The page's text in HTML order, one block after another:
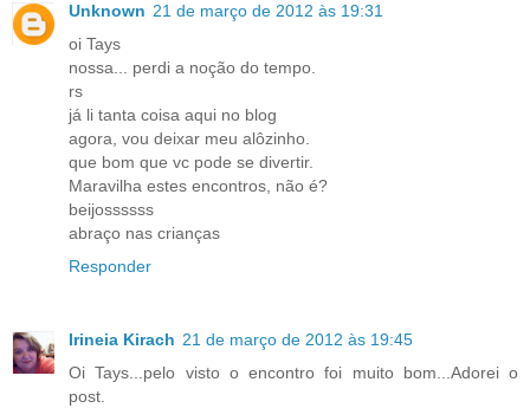
Unknown 21 de março de 2012 às 19:31
oi Tays
nossa... perdi a noção do tempo.
rs
já li tanta coisa aqui no blog
agora, vou deixar meu alôzinho.
que bom que vc pode se divertir.
Maravilha estes encontros, não é?
beijossssss
abraço nas crianças
Responder
Irineia Kirach 21 de março de 2012 às 19:45
Oi Tays...pelo visto o encontro foi muito bom...Adorei o
post.